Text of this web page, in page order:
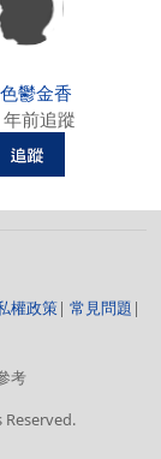
鬱金香
前追蹤
權政策| 常見問題 |
考